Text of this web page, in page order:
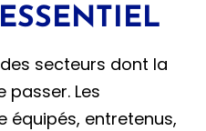
secteurs dont la
passer. Les
équipés, entretenus,